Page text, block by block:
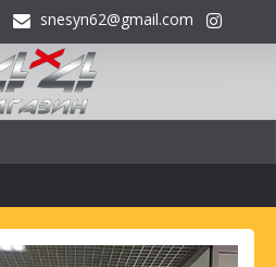
snesyn62@gmail.com